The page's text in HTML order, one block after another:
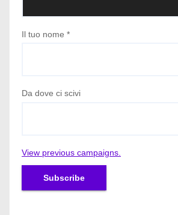
Il tuo nome *
Da dove ci scivi
View previous campaigns.